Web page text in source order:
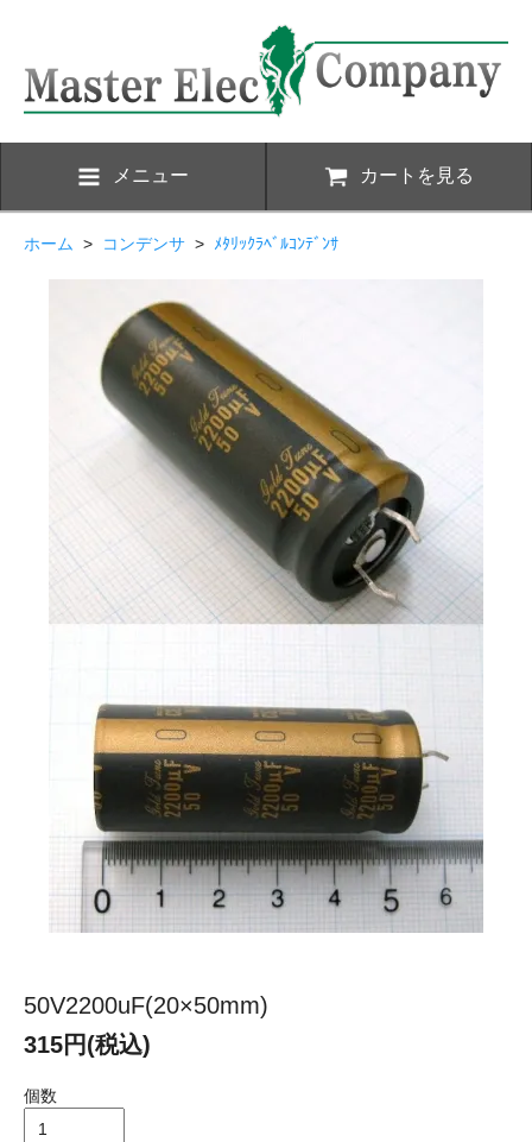
メニュー カートを見る
ホーム > コンデンサ > ﾒﾀﾘｯｸﾗﾍﾞﾙｺﾝﾃﾞﾝｻ
50V2200uF(20×50mm)
315円(税込)
個数